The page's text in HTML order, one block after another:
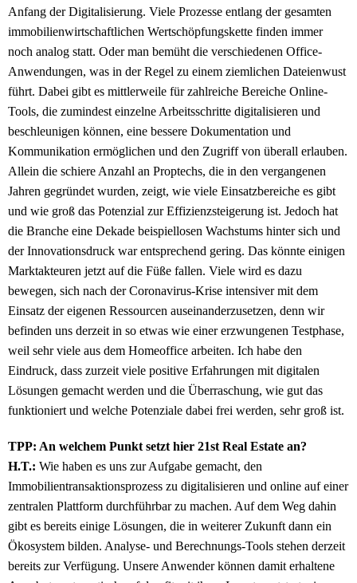
Anfang der Digitalisierung. Viele Prozesse entlang der gesamten
immobilienwirtschaftlichen Wertschöpfungskette finden immer
noch analog statt. Oder man bemüht die verschiedenen Office-
Anwendungen, was in der Regel zu einem ziemlichen Dateienwust
führt. Dabei gibt es mittlerweile für zahlreiche Bereiche Online-
Tools, die zumindest einzelne Arbeitsschritte digitalisieren und
beschleunigen können, eine bessere Dokumentation und
Kommunikation ermöglichen und den Zugriff von überall erlauben.
Allein die schiere Anzahl an Proptechs, die in den vergangenen
Jahren gegründet wurden, zeigt, wie viele Einsatzbereiche es gibt
und wie groß das Potenzial zur Effizienzsteigerung ist. Jedoch hat
die Branche eine Dekade beispiellosen Wachstums hinter sich und
der Innovationsdruck war entsprechend gering. Das könnte einigen
Marktakteuren jetzt auf die Füße fallen. Viele wird es dazu
bewegen, sich nach der Coronavirus-Krise intensiver mit dem
Einsatz der eigenen Ressourcen auseinanderzusetzen, denn wir
befinden uns derzeit in so etwas wie einer erzwungenen Testphase,
weil sehr viele aus dem Homeoffice arbeiten. Ich habe den
Eindruck, dass zurzeit viele positive Erfahrungen mit digitalen
Lösungen gemacht werden und die Überraschung, wie gut das
funktioniert und welche Potenziale dabei frei werden, sehr groß ist.
TPP: An welchem Punkt setzt hier 21st Real Estate an?
H.T.: Wie haben es uns zur Aufgabe gemacht, den
Immobilientransaktionsprozess zu digitalisieren und online auf einer
zentralen Plattform durchführbar zu machen. Auf dem Weg dahin
gibt es bereits einige Lösungen, die in weiterer Zukunft dann ein
Ökosystem bilden. Analyse- und Berechnungs-Tools stehen derzeit
bereits zur Verfügung. Unsere Anwender können damit erhaltene